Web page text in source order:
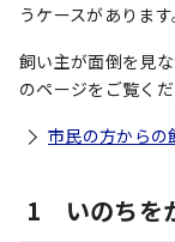
うケースがあります
飼い主が面倒を見
のページをご覧くだ
市民の方からの
1 いのちを